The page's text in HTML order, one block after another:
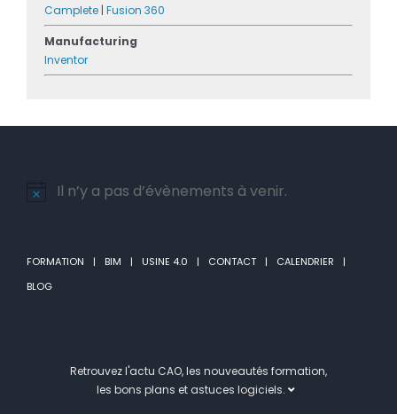
Camplete | Fusion 360
Manufacturing
Inventor
Notice
Il n’y a pas d’évènements à venir.
FORMATION BIM USINE 4.0 CONTACT
CALENDRIER
BLOG
Retrouvez l'actu CAO, les nouveautés formation,
les bons plans et astuces logiciels.